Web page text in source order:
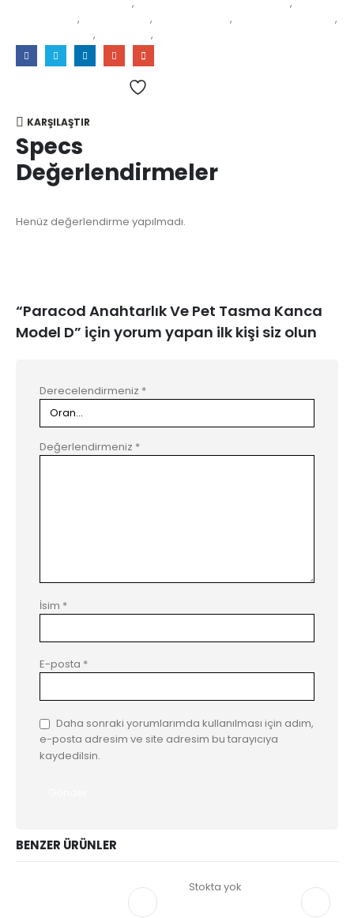
, , ,
,
, ,
KARŞILAŞTIR
Specs
Değerlendirmeler
Henüz değerlendirme yapılmadı.
“Paracod Anahtarlık Ve Pet Tasma Kanca
Model D” için yorum yapan ilk kişi siz olun
Derecelendirmeniz *
Değerlendirmeniz *
İsim *
E-posta *
Daha sonraki yorumlarımda kullanılması için adım,
e-posta adresim ve site adresim bu tarayıcıya
kaydedilsin.
BENZER ÜRÜNLER
Stokta yok